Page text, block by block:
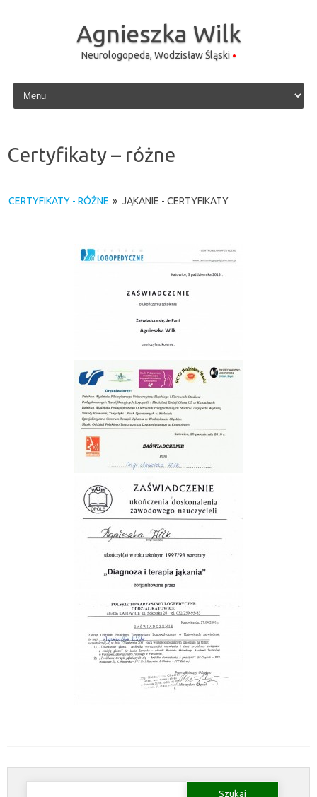
Agnieszka Wilk
Neurologopeda, Wodzisław Śląski
Skip to content
Certyfikaty – różne
CERTYFIKATY - RÓŻNE » JĄKANIE - CERTYFIKATY
Szukaj: